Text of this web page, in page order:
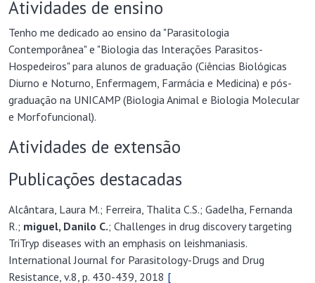
Hospedeiros" para alunos de graduação (Ciências Biológicas
graduação na UNICAMP (Biologia Animal e Biologia Molecular
e Morfofuncional).
Atividades de extensão
Publicações destacadas
Alcântara, Laura M.; Ferreira, Thalita C.S.; Gadelha, Fernanda
TriTryp diseases with an emphasis on leishmaniasis.
International Journal for Parasitology-Drugs and Drug
Resistance, v.8, p. 430-439, 2018
doi:10.1016/j.ijpddr.2018.09.006 ]
Minori, K.; Rosa, L. B.; Bonsignori, R.; Casini, A.;miguel, D. C.
Comparing the antileishmanial activity of gold(I) and gold(III)